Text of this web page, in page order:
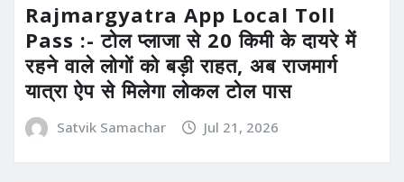
Rajmargyatra App Local Toll
Pass :- टोल प्लाजा से 20 किमी के दायरे में
रहने वाले लोगों को बड़ी राहत, अब राजमार्ग
यात्रा ऐप से मिलेगा लोकल टोल पास
Satvik Samachar Jul 21, 2026